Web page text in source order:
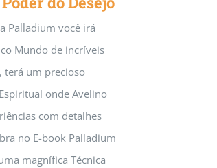
Palladium você irá
Mundo de incríveis
terá um precioso
onde Avelino
com detalhes
no E-book Palladium
magnífica Técnica